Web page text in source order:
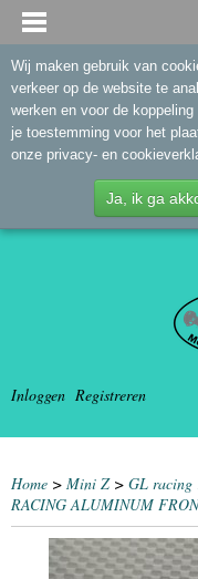
Inloggen Registreren
Home > Mini Z> GL racing
RACING ALUMINUM
Wij maken gebruik van
verkeer op de website te
werken en voor de
je toestemming voor het
onze privacy- en
Ja, ik ga